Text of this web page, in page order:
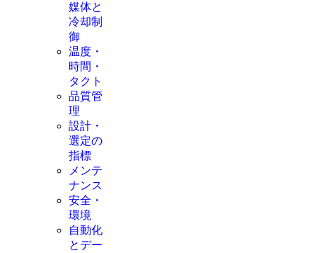
媒体と
冷却制
御
温度・
時間・
タクト
品質管
理
設計・
選定の
指標
メンテ
ナンス
安全・
環境
自動化
とデー